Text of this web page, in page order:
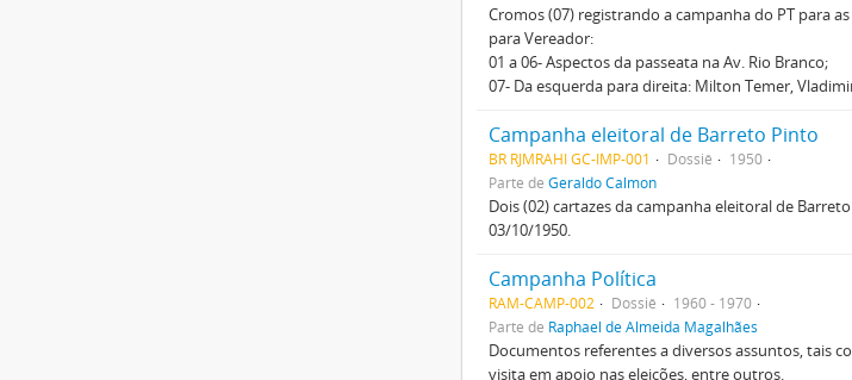
Cromos (07) registrando a campanha do PT para
para Vereador:
01 a 06- Aspectos da passeata na Av. Rio Branco;
07- Da esquerda para direita: Milton Temer,
Campanha eleitoral de Barreto Pinto
BR RJMRAHI GC-IMP-001 Dossiê
1950
Parte de Geraldo Calmon
Dois (02) cartazes da campanha eleitoral de
03/10/1950.
Campanha Política
RAM-CAMP-002 Dossiê
1960 - 1970
Parte de Raphael de Almeida Magalhães
Documentos referentes a diversos assuntos, tais
visita em apoio nas eleições, entre outros.